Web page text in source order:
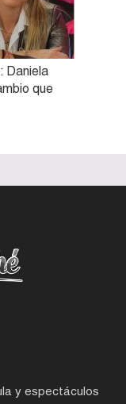
Daniela
que
y espectáculos